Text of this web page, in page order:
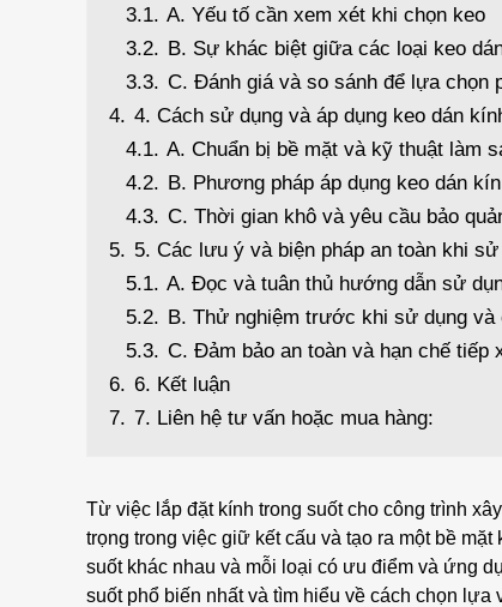
3.1. A. Yếu tố cần xem xét khi chọn keo
3.2. B. Sự khác biệt giữa các loại keo
3.3. C. Đánh giá và so sánh để lựa chọn
4. 4. Cách sử dụng và áp dụng keo dán
4.1. A. Chuẩn bị bề mặt và kỹ thuật làm
4.2. B. Phương pháp áp dụng keo dán
4.3. C. Thời gian khô và yêu cầu bảo
5. 5. Các lưu ý và biện pháp an toàn khi
5.1. A. Đọc và tuân thủ hướng dẫn sử
5.2. B. Thử nghiệm trước khi sử dụng và
5.3. C. Đảm bảo an toàn và hạn chế tiếp
6. 6. Kết luận
7. 7. Liên hệ tư vấn hoặc mua hàng:
Từ việc lắp đặt kính trong suốt cho công trình
trọng trong việc giữ kết cấu và tạo ra một bề
suốt khác nhau và mỗi loại có ưu điểm và ứng
suốt phổ biến nhất và tìm hiểu về cách chọn lựa